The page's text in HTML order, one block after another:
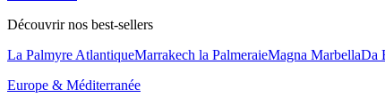
Découvrir nos best-sellers
La Palmyre AtlantiqueMarrakech la PalmeraieMagna MarbellaDa
Europe & Méditerranée